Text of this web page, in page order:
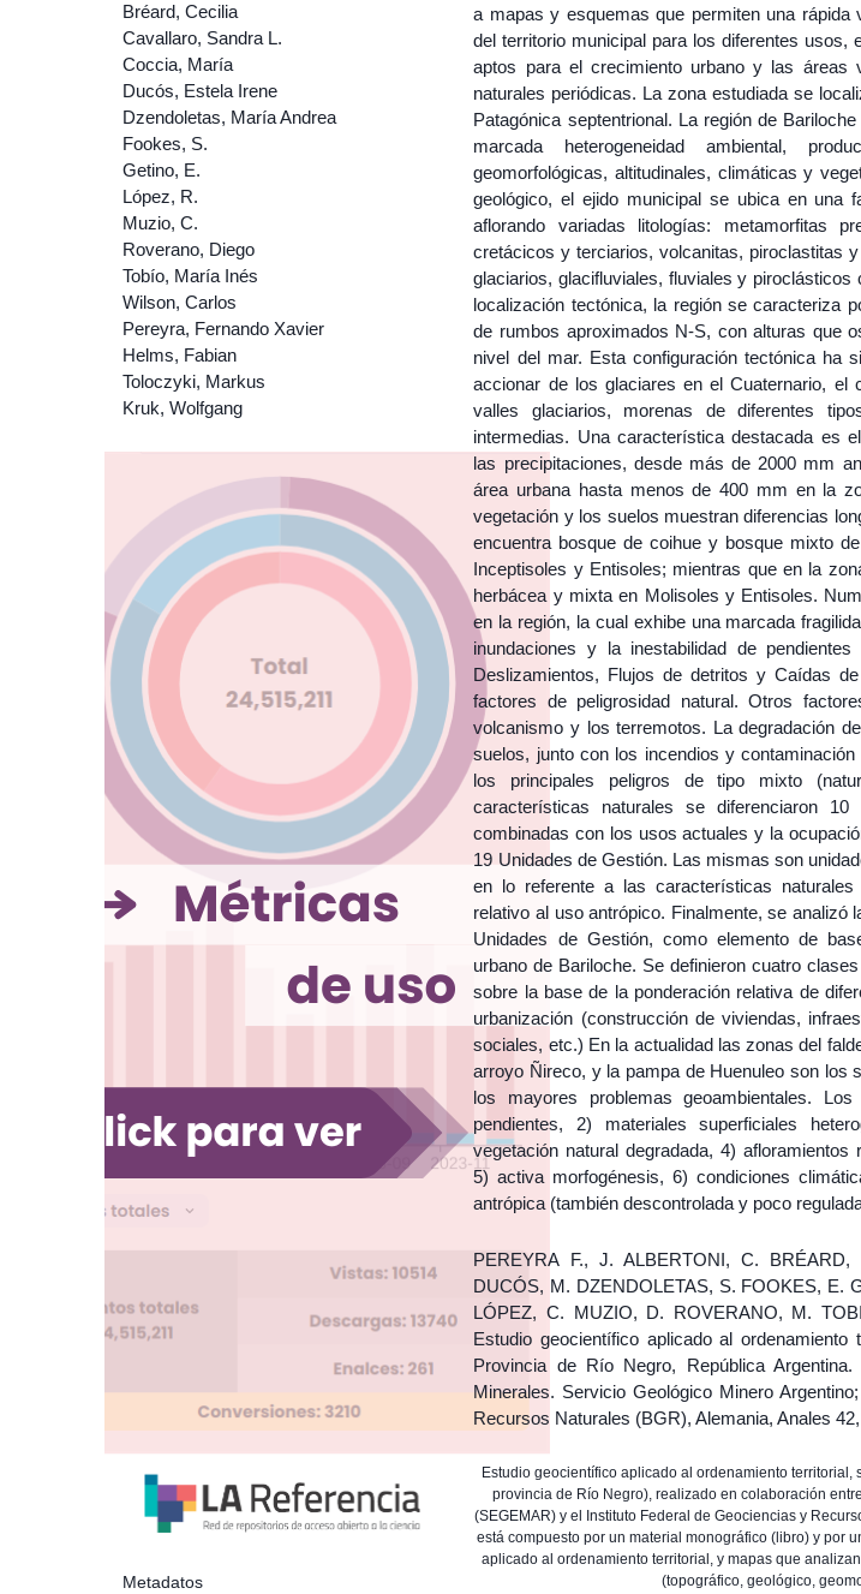
Bréard, Cecilia
Cavallaro, Sandra L.
Coccia, María
Ducós, Estela Irene
Dzendoletas, María Andrea
Fookes, S.
Getino, E.
López, R.
Muzio, C.
Roverano, Diego
Tobío, María Inés
Wilson, Carlos
Pereyra, Fernando Xavier
Helms, Fabian
Toloczyki, Markus
Kruk, Wolfgang
Metadatos
a mapas y esquemas que permiten una rápida
del territorio municipal para los diferentes usos,
aptos para el crecimiento urbano y las áreas
naturales periódicas. La zona estudiada se
Patagónica septentrional. La región de
marcada heterogeneidad ambiental,
geomorfológicas, altitudinales, climáticas y
geológico, el ejido municipal se ubica en una
aflorando variadas litologías: metamorfitas
cretácicos y terciarios, volcanitas, piroclastitas
glaciarios, glacifluviales, fluviales y
localización tectónica, la región se caracteriza
de rumbos aproximados N-S, con alturas que
nivel del mar. Esta configuración tectónica ha
accionar de los glaciares en el Cuaternario, el
valles glaciarios, morenas de diferentes
intermedias. Una característica destacada es
las precipitaciones, desde más de 2000 mm
área urbana hasta menos de 400 mm en la
vegetación y los suelos muestran diferencias
encuentra bosque de coihue y bosque mixto
Inceptisoles y Entisoles; mientras que en la
herbácea y mixta en Molisoles y Entisoles.
en la región, la cual exhibe una marcada
inundaciones y la inestabilidad de
Deslizamientos, Flujos de detritos y Caídas
factores de peligrosidad natural. Otros
volcanismo y los terremotos. La degradación
suelos, junto con los incendios y
los principales peligros de tipo mixto
características naturales se diferenciaron
combinadas con los usos actuales y la
19 Unidades de Gestión. Las mismas son
en lo referente a las características
relativo al uso antrópico. Finalmente, se analizó
Unidades de Gestión, como elemento de
urbano de Bariloche. Se definieron cuatro
sobre la base de la ponderación relativa de
urbanización (construcción de viviendas,
sociales, etc.) En la actualidad las zonas del
arroyo Ñireco, y la pampa de Huenuleo son los
los mayores problemas geoambientales.
pendientes, 2) materiales superficiales
vegetación natural degradada, 4)
5) activa morfogénesis, 6) condiciones
antrópica (también descontrolada y poco
PEREYRA F., J. ALBERTONI, C.
DUCÓS, M. DZENDOLETAS, S. FOOKES, E.
LÓPEZ, C. MUZIO, D. ROVERANO, M.
Estudio geocientífico aplicado al ordenamiento
Provincia de Río Negro, República
Minerales. Servicio Geológico Minero
Recursos Naturales (BGR), Alemania, Anales
Estudio geocientífico aplicado al ordenamiento
provincia de Río Negro), realizado en colaboración
(SEGEMAR) y el Instituto Federal de Geociencias y
está compuesto por un material monográfico (libro) y por
aplicado al ordenamiento territorial, y mapas que
(topográfico, geológico,